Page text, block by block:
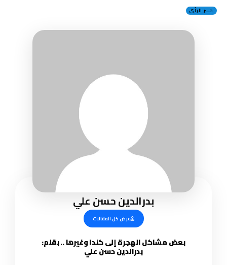
منبر الرأي
بدرالدين حسن علي
عرض كل المقالات
بعض مشاكل الهجرة إلى كندا وغيرها .. بقلم:
بدرالدين حسن علي